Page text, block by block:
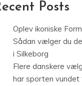
Posts
Oplev ikoniske
Sådan vælger du
i Silkeborg
Flere danskere
har sporten vundet